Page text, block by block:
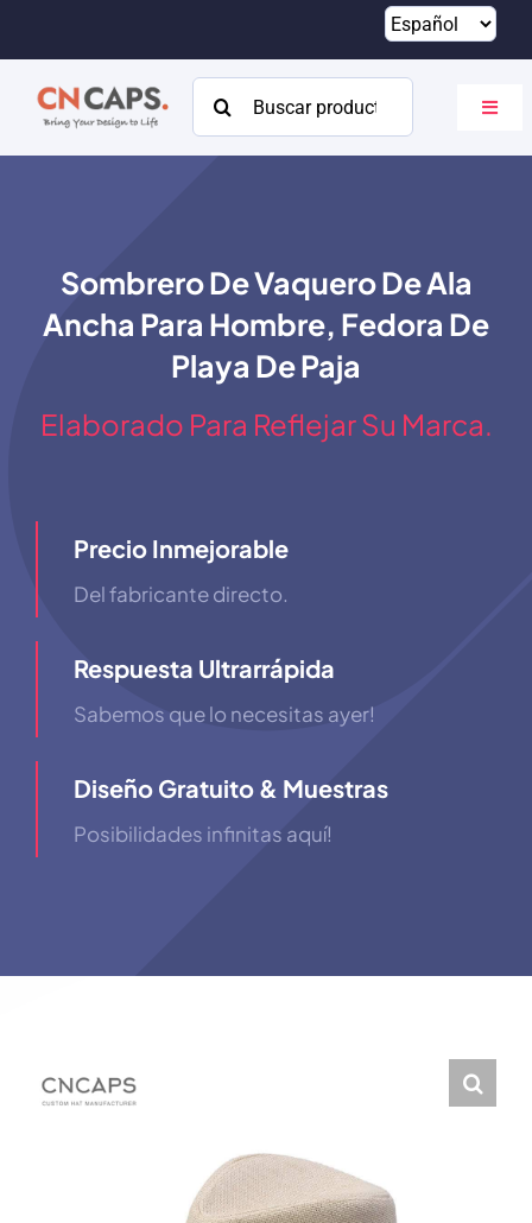
contenido
Buscar:
Catalogar
Recursos
Sombrero De Vaquero De Ala
Ancha Para Hombre, Fedora De
Playa De Paja
Elaborado Para Reflejar Su Marca.
Precio Inmejorable
Del fabricante directo.
Respuesta Ultrarrápida
Sabemos que lo necesitas ayer!
Diseño Gratuito & Muestras
Posibilidades infinitas aquí!